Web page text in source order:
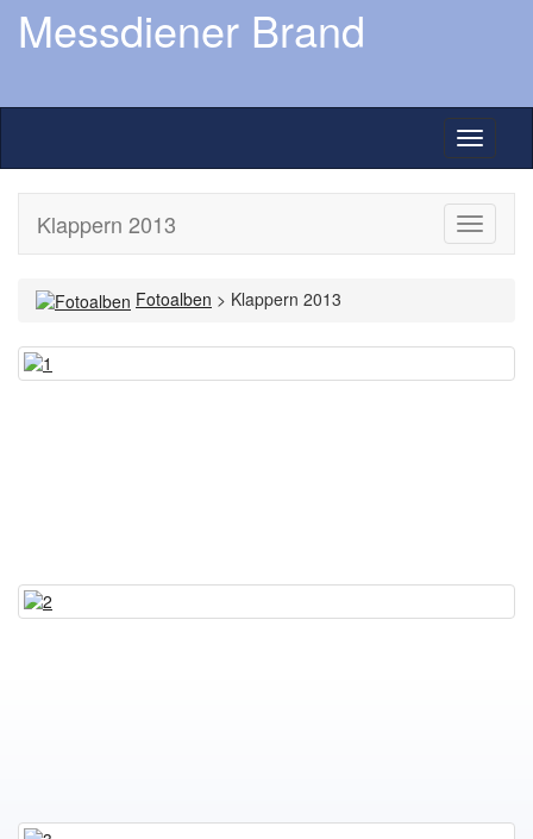
Messdiener Brand
Toggle
Toggle
Klappern 2013
Fotoalben > Klappern 2013